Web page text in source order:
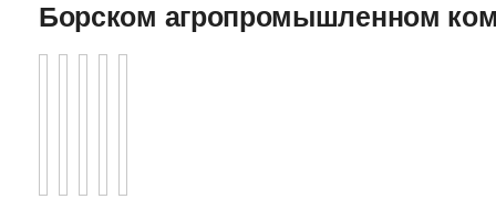
Борском агропромышленном